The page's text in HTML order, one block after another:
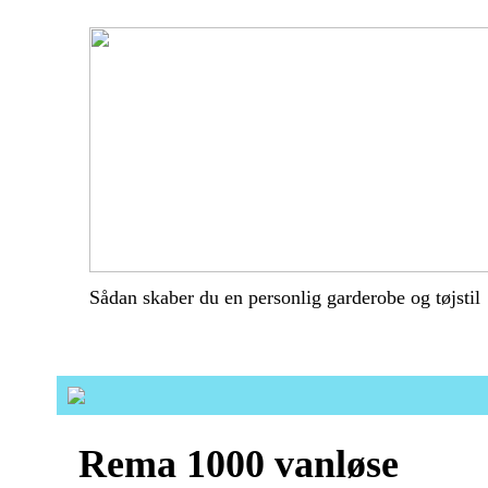
Sådan skaber du en personlig garderobe og tøjstil
Rema 1000 vanløse